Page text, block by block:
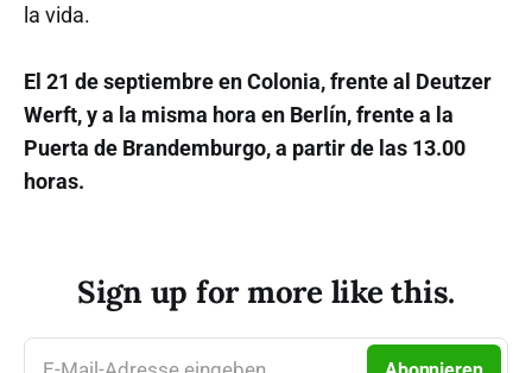
la vida.
El 21 de septiembre en Colonia, frente al Deutzer
Werft, y a la misma hora en Berlín, frente a la
Puerta de Brandemburgo, a partir de las 13.00
horas.
Sign up for more like this.